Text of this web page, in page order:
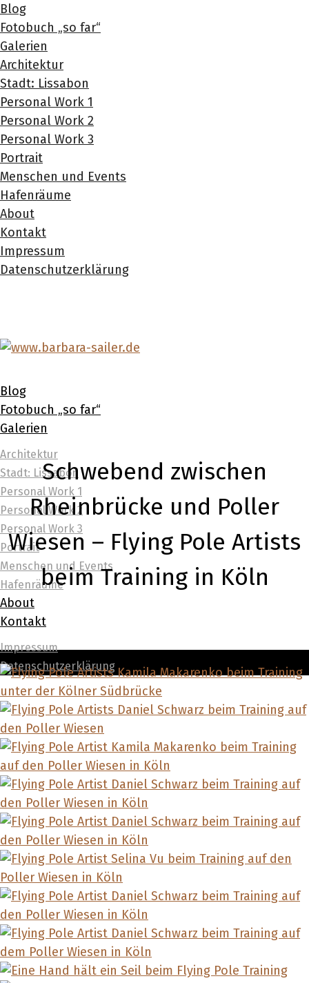
Blog
Fotobuch „so far“
Galerien
Architektur
Stadt: Lissabon
Personal Work 1
Personal Work 2
Personal Work 3
Portrait
Menschen und Events
Hafenräume
About
Kontakt
Impressum
Datenschutzerklärung
Blog
Fotobuch „so far“
Galerien
Architektur
Stadt: Lissabon
Personal Work 1
Personal Work 2
Personal Work 3
Portrait
Menschen und Events
Hafenräume
About
Kontakt
Impressum
Datenschutzerklärung
Schwebend zwischen
Rheinbrücke und Poller
Wiesen – Flying Pole Artists
beim Training in Köln